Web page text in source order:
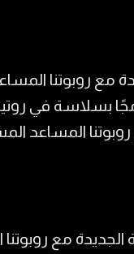
روبوتنا
في روتينك
المساعد
الجديدة مع